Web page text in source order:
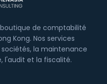
boutique de comptabilité
Kong. Nos services
la maintenance
l'audit et la fiscalité.